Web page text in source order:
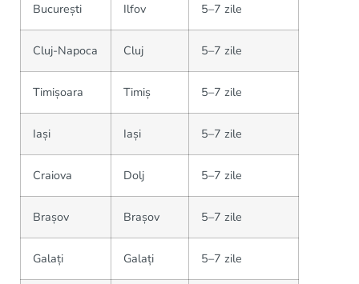
București Ilfov 5–7 zile
Cluj-Napoca Cluj 5–7 zile
Timișoara Timiș 5–7 zile
Iași Iași 5–7 zile
Craiova Dolj 5–7 zile
Brașov Brașov 5–7 zile
Galați Galați 5–7 zile